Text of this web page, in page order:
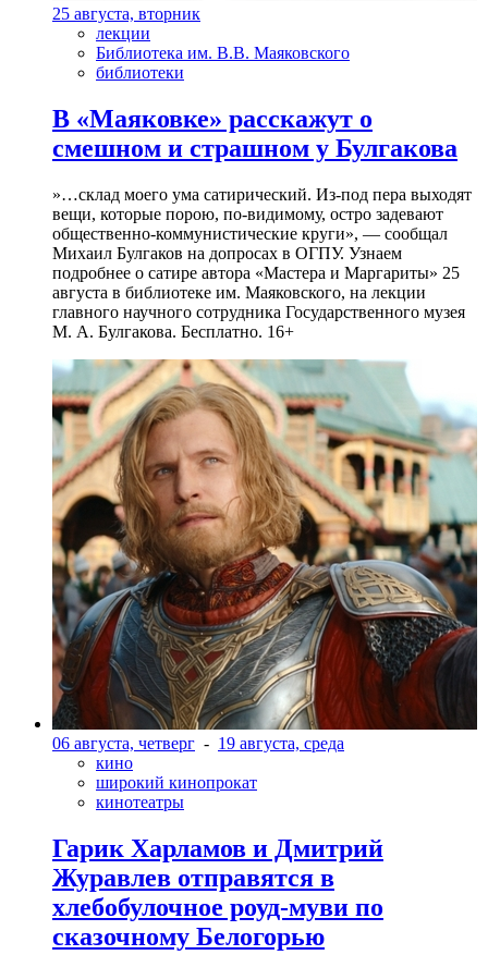
25 августа, вторник
лекции
Библиотека им. В.В. Маяковского
библиотеки
В «Маяковке» расскажут о
смешном и страшном у Булгакова
»…склад моего ума сатирический. Из-под пера выходят
вещи, которые порою, по-видимому, остро задевают
общественно-коммунистические круги», — сообщал
Михаил Булгаков на допросах в ОГПУ. Узнаем
подробнее о сатире автора «Мастера и Маргариты» 25
августа в библиотеке им. Маяковского, на лекции
главного научного сотрудника Государственного музея
М. А. Булгакова. Бесплатно. 16+
06 августа, четверг - 19 августа, среда
кино
широкий кинопрокат
кинотеатры
Гарик Харламов и Дмитрий
Журавлев отправятся в
хлебобулочное роуд-муви по
сказочному Белогорью